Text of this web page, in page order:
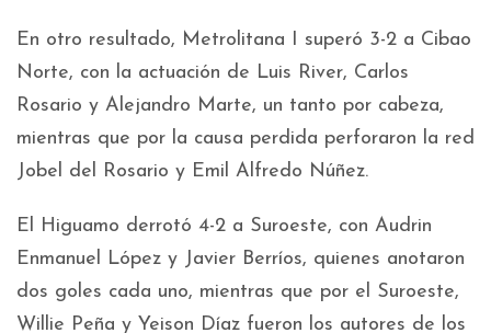
En otro resultado, Metrolitana I superó 3-2 a Cibao
Norte, con la actuación de Luis River, Carlos
Rosario y Alejandro Marte, un tanto por cabeza,
mientras que por la causa perdida perforaron la red
Jobel del Rosario y Emil Alfredo Núñez.
El Higuamo derrotó 4-2 a Suroeste, con Audrin
Enmanuel López y Javier Berríos, quienes anotaron
dos goles cada uno, mientras que por el Suroeste,
Willie Peña y Yeison Díaz fueron los autores de los